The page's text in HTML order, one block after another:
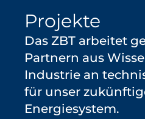
Projekte
Das ZBT arbeitet
Partnern aus
Industrie an
für unser
Energiesystem.